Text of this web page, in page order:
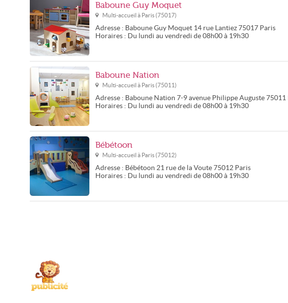
Baboune Guy Moquet
Multi-accueil à Paris (75017)
Adresse : Baboune Guy Moquet 14 rue Lantiez 75017 Paris
Horaires : Du lundi au vendredi de 08h00 à 19h30
Baboune Nation
Multi-accueil à Paris (75011)
Adresse : Baboune Nation 7-9 avenue Philippe Auguste 75011
Horaires : Du lundi au vendredi de 08h00 à 19h30
Bébétoon
Multi-accueil à Paris (75012)
Adresse : Bébétoon 21 rue de la Voute 75012 Paris
Horaires : Du lundi au vendredi de 08h00 à 19h30